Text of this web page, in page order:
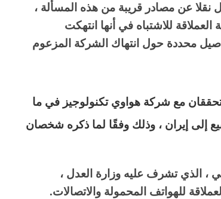
عن مصادر قريبة من هذه المسألة ،
للاشتباه في أنها انتهكت
محددة حول انتهاك الشركة المزعوم
تحققان مع شركة هواوي تكنولوجيز في ما
إلى إيران ، وذلك وفقًا لما ذكره شخصان
، الذي تشرف عليه وزارة العدل ،
للهواتف المحمولة والاتصالات.